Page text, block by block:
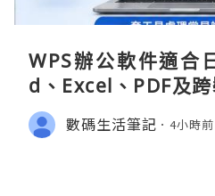
WPS辦公軟件適合
d、Excel、PDF及
數碼生活筆記 4小時前